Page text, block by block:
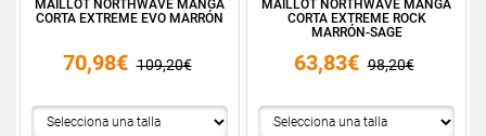
MAILLOT NORTHWAVE MANGA
CORTA EXTREME EVO MARRÓN
70,98€ 109,20€
MAILLOT NORTHWAVE MANGA
CORTA EXTREME ROCK
MARRÓN-SAGE
63,83€ 98,20€